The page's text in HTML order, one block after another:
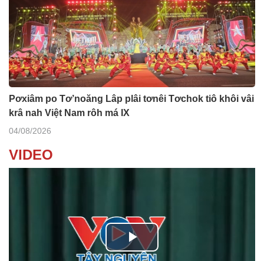
Pơxiâm po Tơ’noăng Lâp plâi tơnêi Tơchok tiô khôi vâi
krâ nah Việt Nam rôh má IX
04/08/2026
VIDEO
P